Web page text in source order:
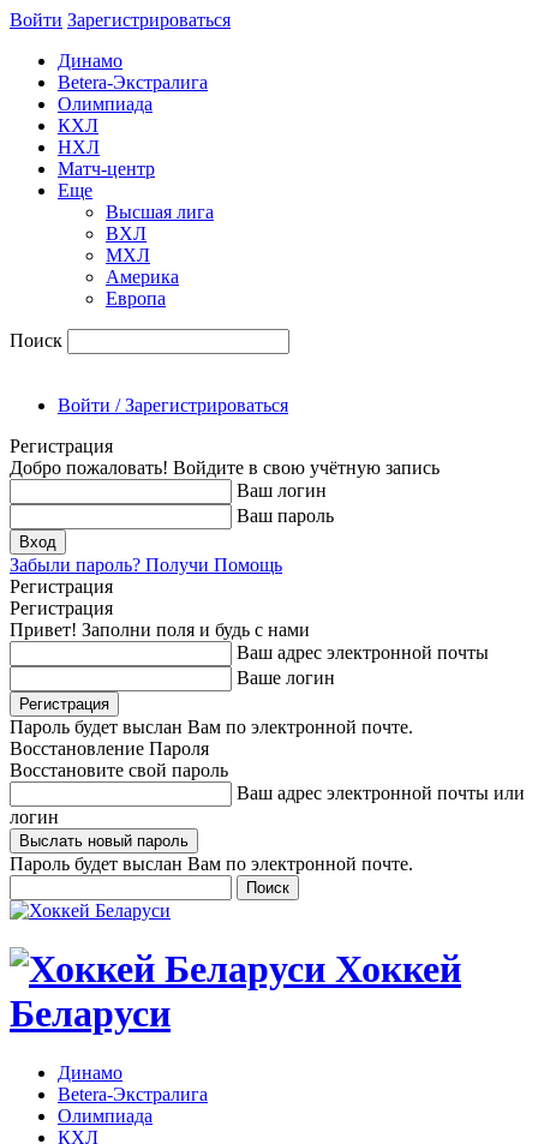
Войти Зарегиcтрироваться
Динамо
Betera-Экстралига
Олимпиада
КХЛ
НХЛ
Матч-центр
Еще
Высшая лига
ВХЛ
МХЛ
Америка
Европа
Поиск
Войти / Зарегистрироваться
Регистрация
Добро пожаловать! Войдите в свою учётную запись
Ваш логин
Ваш пароль
Забыли пароль? Получи Помощь
Регистрация
Регистрация
Привет! Заполни поля и будь с нами
Ваш адрес электронной почты
Ваше логин
Пароль будет выслан Вам по электронной почте.
Восстановление Пароля
Восстановите свой пароль
Ваш адрес электронной почты или
логин
Пароль будет выслан Вам по электронной почте.
Хоккей
Беларуси
Динамо
Betera-Экстралига
Олимпиада
КХЛ